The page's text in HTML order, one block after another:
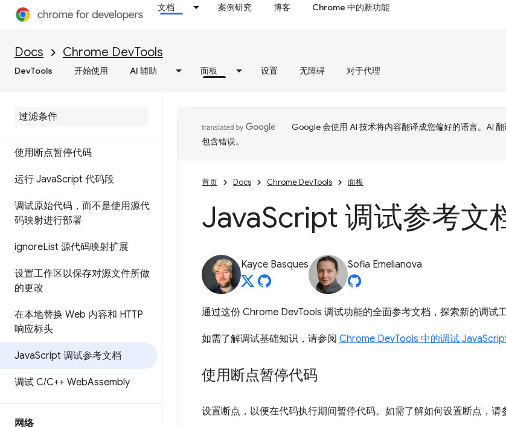
文档 案例研究 博客 Chrome 中的新功能
Docs Chrome DevTools
DevTools 开始使用 AI 辅助 面板 设置 无障碍 对于代理
API 参考
来源
使用断点暂停代码
运行 JavaScript 代码段
调试原始代码，而不是使用源代
码映射进行部署
ignoreList 源代码映射扩展
设置工作区以保存对源文件所做
的更改
在本地替换 Web 内容和 HTTP
响应标头
JavaScript 调试参考文档
调试 C/C++ WebAssembly
网络
Google 会使用 AI 技术将内容翻译成您偏好的语言。AI
包含错误。
首页 Docs Chrome DevTools 面板
JavaScript 调试参考文
Kayce Basques Sofia Emelianova
通过这份 Chrome DevTools 调试功能的全面参考文档，探索新的调试工
如需了解调试基础知识，请参阅 Chrome DevTools 中的调试
使用断点暂停代码
设置断点，以便在代码执行期间暂停代码。如需了解如何设置断点，请